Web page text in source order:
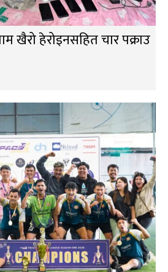
खैरो हेरोइनसहित चार पक्राउ